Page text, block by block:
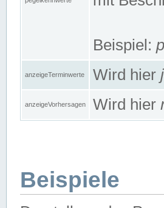
Beispiel:
anzeigeTerminwerte Wird hier
anzeigeVorhersagen Wird hier
Beispiele